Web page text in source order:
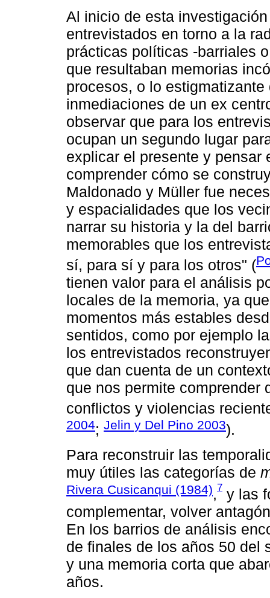
Al inicio de esta
entrevistados en torno a la
prácticas políticas -barriales
que resultaban memorias
procesos, o lo
inmediaciones de un ex
observar que para los
ocupan un segundo lugar
explicar el presente y pensar
comprender cómo se
Maldonado y Müller fue
y espacialidades que los
narrar su historia y la del
memorables que los
sí, para sí y para los otros" (
tienen valor para el análisis
locales de la memoria, ya
momentos más estables
sentidos, como por ejemplo
los entrevistados
que dan cuenta de un
que nos permite comprender
conflictos y violencias
2004; Jelin y Del Pino 2003).
Para reconstruir las
muy útiles las categorías de
Rivera Cusicanqui (1984),7 y las
complementar, volver
En los barrios de análisis
de finales de los años 50 del
y una memoria corta que
años.